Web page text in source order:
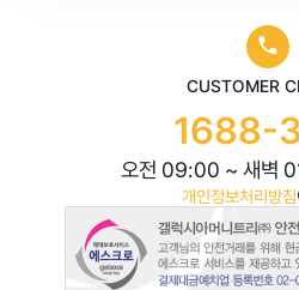
CUSTOMER
1688-
오전 09:00 ~ 새벽
개인정보처리방침